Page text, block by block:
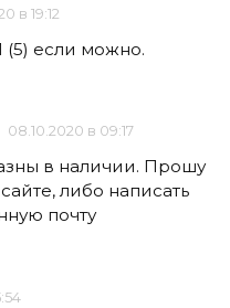
в 19:12
(5) если можно.
08.10.2020 в 09:17
в наличии. Прошу
либо написать
почту